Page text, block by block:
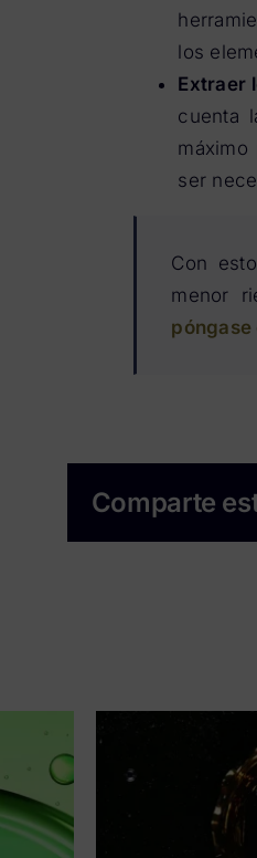
los
Extraer
cuenta
ser
Con
menor
póngase
Comparte